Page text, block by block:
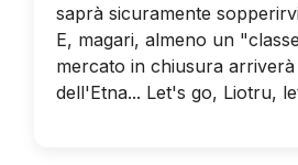
saprà sicuramente
E, magari, almeno un
mercato in chiusura arriverà
dell'Etna... Let's go, Liotru,